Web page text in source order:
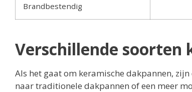
Brandbestendig
Verschillende soorten
Als het gaat om keramische dakpannen,
naar traditionele dakpannen of een meer